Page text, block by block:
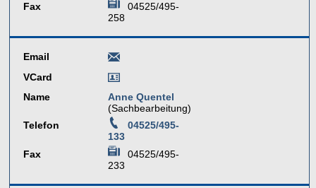
Fax
04525/495-
258
Email
VCard
Name
Anne Quentel
(Sachbearbeitung)
Telefon
04525/495-
133
Fax
04525/495-
233